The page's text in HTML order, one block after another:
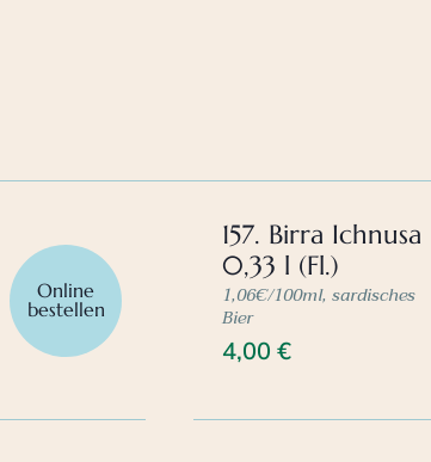
Online
bestellen
157. Birra Ichnusa
0,33 l (Fl.)
4,00 €
1,06€/100ml, sardisches
Bier